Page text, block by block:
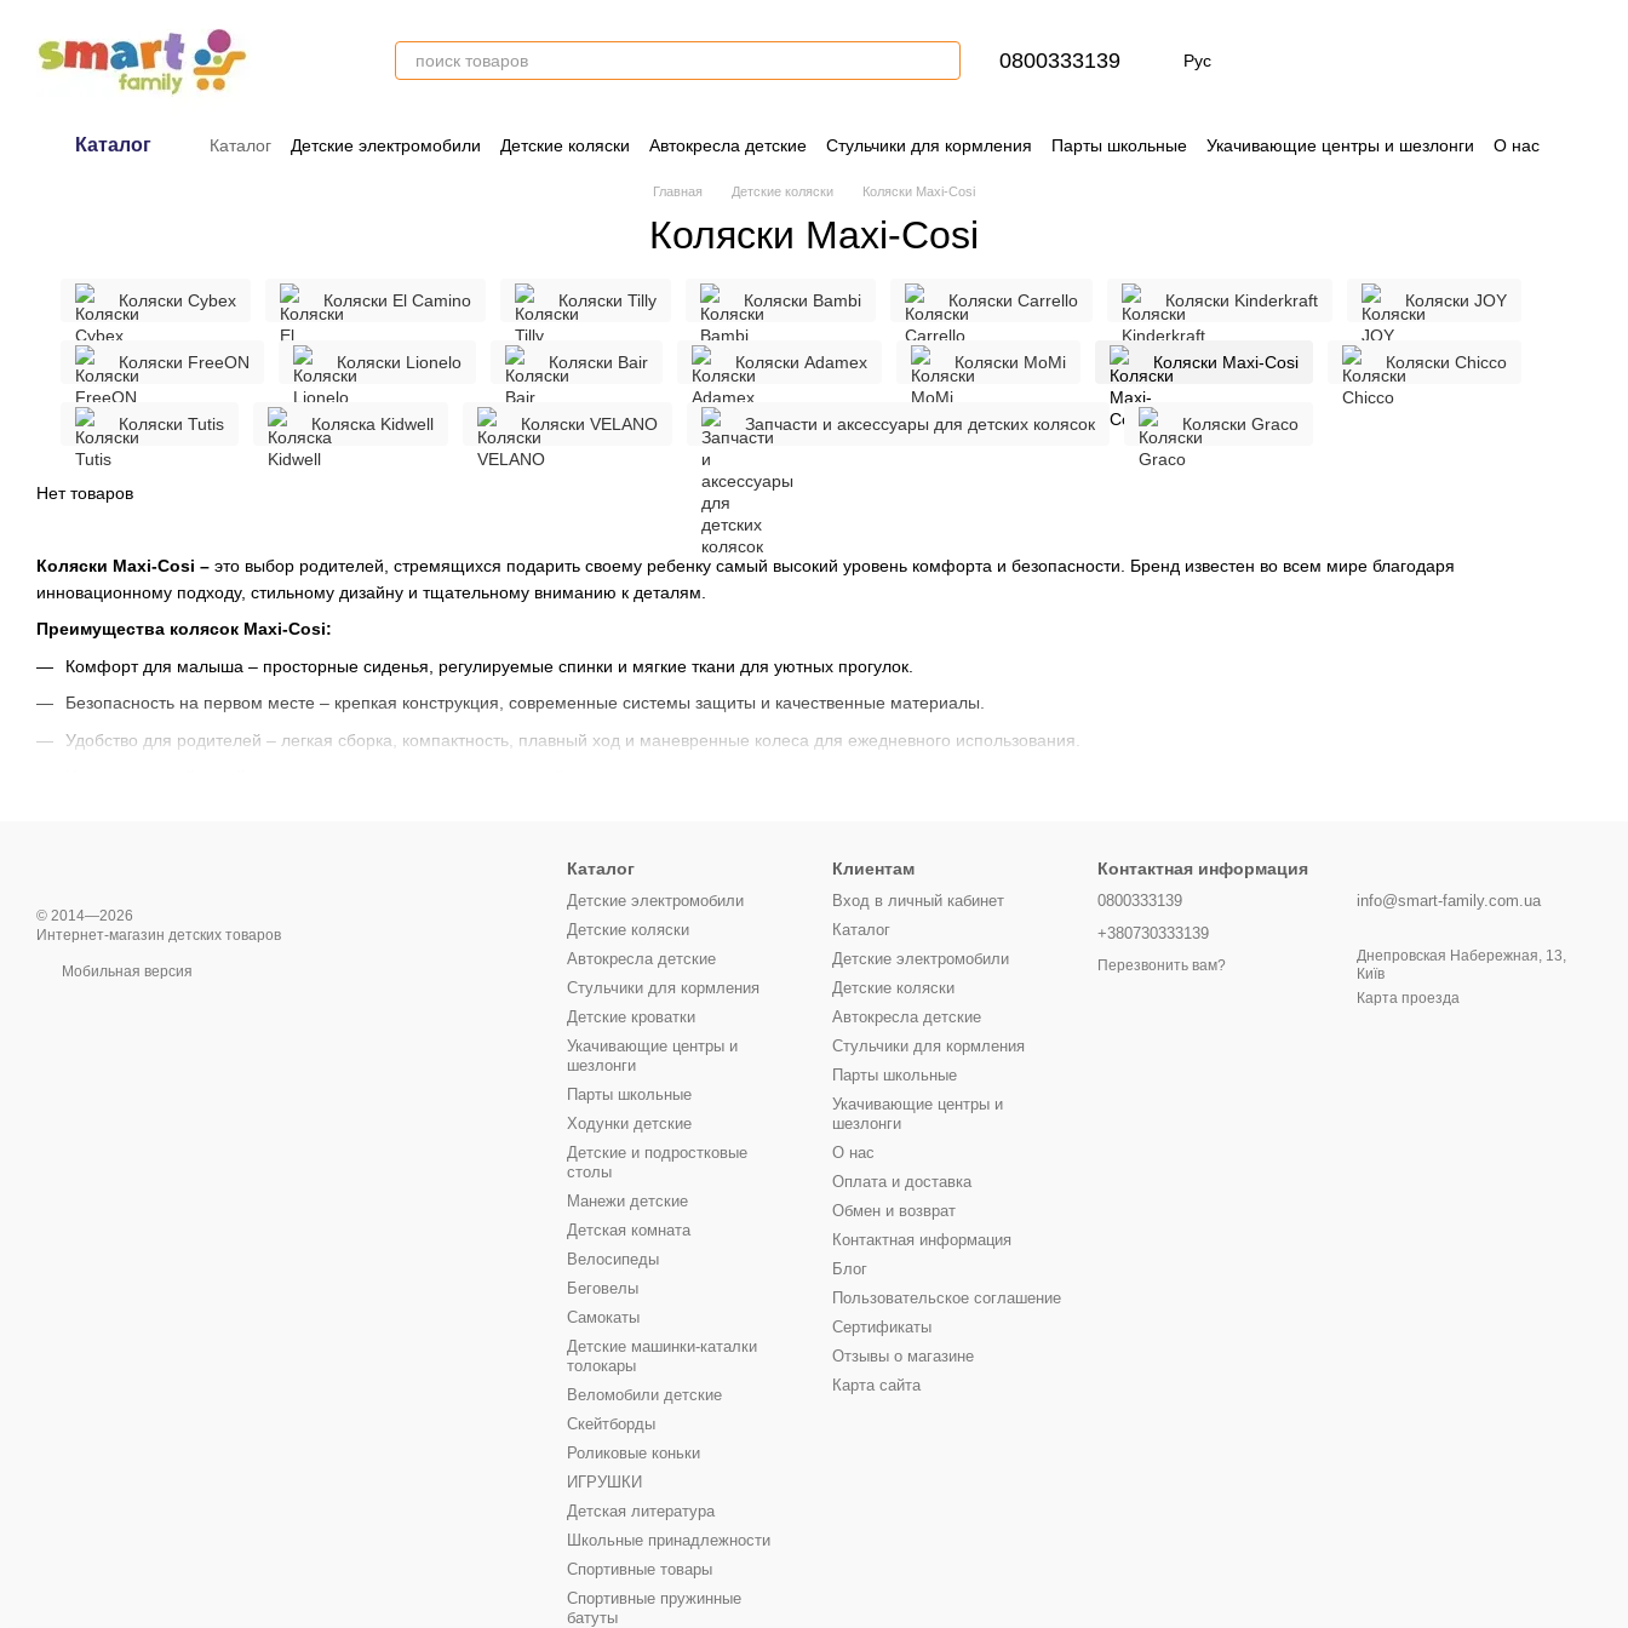
0800333139 Рус
Каталог Каталог Детские электромобили Детские коляски Автокресла детские Стульчики для кормления Парты школьные Укачивающие центры и шезлонги
О нас
Главная Детские коляски Коляски Maxi-Cosi
Коляски Maxi-Cosi
Коляски Cybex Коляски El Camino Коляски Tilly Коляски Bambi Коляски Carrello Коляски Kinderkraft Коляски JOY
Коляски FreeON Коляски Lionelo Коляски Bair Коляски Adamex Коляски MoMi Коляски Maxi-Cosi Коляски Chicco
Коляски Tutis Коляска Kidwell Коляски VELANO Запчасти и аксессуары для детских колясок Коляски Graco
Коляски Maxi-Cosi – это выбор родителей, стремящихся подарить своему ребенку самый высокий уровень комфорта и безопасности. Бренд известен во всем мире благодаря
инновационному подходу, стильному дизайну и тщательному вниманию к деталям.
Преимущества колясок Maxi-Cosi:
Комфорт для малыша – просторные сиденья, регулируемые спинки и мягкие ткани для уютных прогулок.
Безопасность на первом месте – крепкая конструкция, современные системы защиты и качественные материалы.
Удобство для родителей – легкая сборка, компактность, плавный ход и маневренные колеса для ежедневного использования.
Нет товаров
© 2014—2026
Интернет-магазин детских товаров
Мобильная версия
Каталог
Детские электромобили
Детские коляски
Автокресла детские
Стульчики для кормления
Детские кроватки
Укачивающие центры и
шезлонги
Парты школьные
Ходунки детские
Детские и подростковые
столы
Манежи детские
Детская комната
Велосипеды
Беговелы
Самокаты
Детские машинки-каталки
толокары
Веломобили детские
Скейтборды
Роликовые коньки
ИГРУШКИ
Детская литература
Школьные принадлежности
Спортивные товары
Спортивные пружинные
батуты
Клиентам
Вход в личный кабинет
Каталог
Детские электромобили
Детские коляски
Автокресла детские
Стульчики для кормления
Парты школьные
Укачивающие центры и
шезлонги
О нас
Оплата и доставка
Обмен и возврат
Контактная информация
Блог
Пользовательское соглашение
Сертификаты
Отзывы о магазине
Карта сайта
Контактная информация
0800333139
+380730333139
Перезвонить вам?
info@smart-family.com.ua
Днепровская Набережная, 13,
Київ
Карта проезда